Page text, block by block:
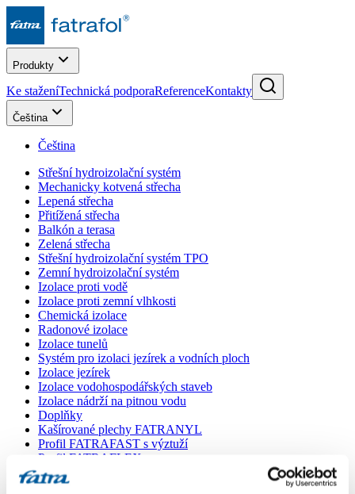
Produkty
Ke staženíTechnická podporaReferenceKontakty
Čeština
Čeština
Střešní hydroizolační systém
Mechanicky kotvená střecha
Lepená střecha
Přitížená střecha
Balkón a terasa
Zelená střecha
Střešní hydroizolační systém TPO
Zemní hydroizolační systém
Izolace proti vodě
Izolace proti zemní vlhkosti
Chemická izolace
Radonové izolace
Izolace tunelů
Systém pro izolaci jezírek a vodních ploch
Izolace jezírek
Izolace vodohospodářských staveb
Izolace nádrží na pitnou vodu
Doplňky
Kašírované plechy FATRANYL
Profil FATRAFAST s výztuží
Profil FATRAFLEX
Dlaždice FATRAFOL WALK 600
Parozábrana a tepelná izolace